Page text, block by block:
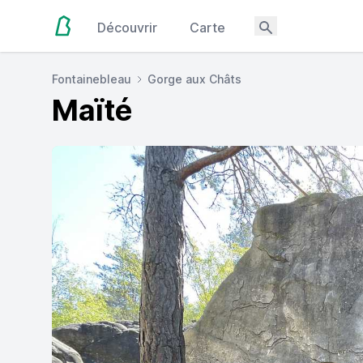
Découvrir Carte
Fontainebleau Gorge aux Châts
Maïté